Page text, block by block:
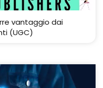
vantaggio dai
(UGC)